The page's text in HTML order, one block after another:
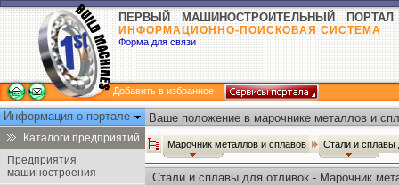
ПЕРВЫЙ МАШИНОСТРОИТЕЛЬНЫЙ ПОРТАЛ
ИНФОРМАЦИОННО-ПОИСКОВАЯ СИСТЕМА
Форма для связи
Добавить в избранное
Информация о портале
Каталоги предприятий
Предприятия
машиностроения
Ваше положение в марочнике металлов и
Марочник металлов и сплавов Стали и сплавы
Стали и сплавы для отливок - Марочник